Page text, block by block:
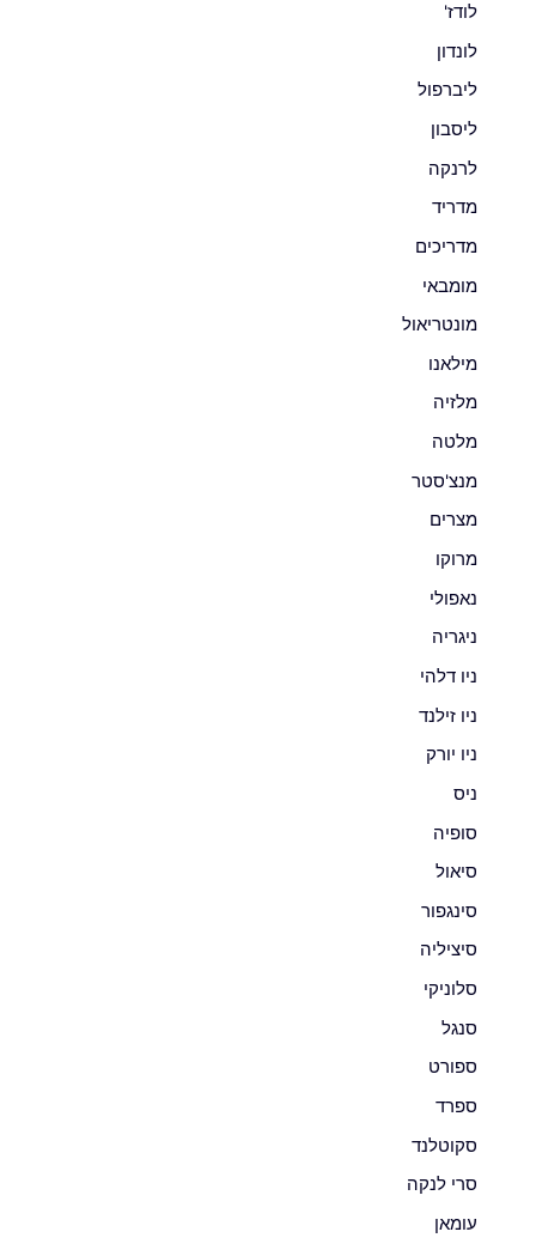
לודז'
לונדון
ליברפול
ליסבון
לרנקה
מדריד
מדריכים
מומבאי
מונטריאול
מילאנו
מלזיה
מלטה
מנצ'סטר
מצרים
מרוקו
נאפולי
ניגריה
ניו דלהי
ניו זילנד
ניו יורק
ניס
סופיה
סיאול
סינגפור
סיציליה
סלוניקי
סנגל
ספורט
ספרד
סקוטלנד
סרי לנקה
עומאן